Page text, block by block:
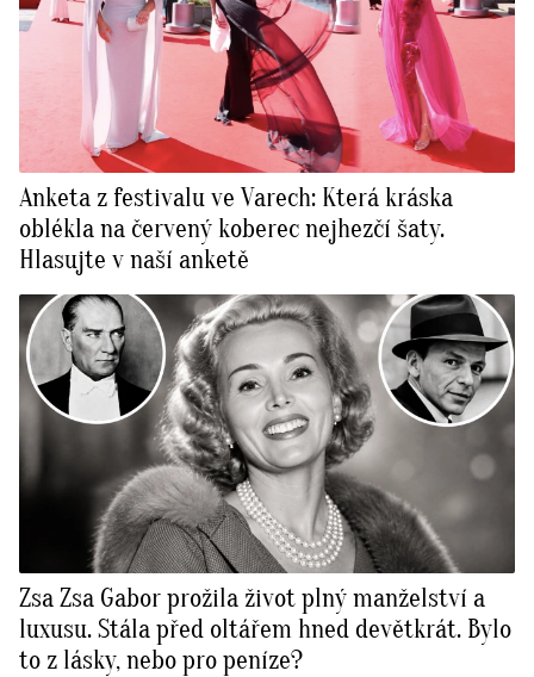
Anketa z festivalu ve Varech: Která kráska
oblékla na červený koberec nejhezčí šaty.
Hlasujte v naší anketě
Zsa Zsa Gabor prožila život plný manželství a
luxusu. Stála před oltářem hned devětkrát. Bylo
to z lásky, nebo pro peníze?